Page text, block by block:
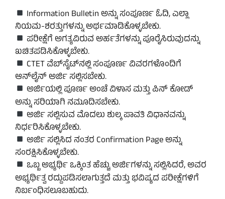
Information Bulletin ಅನ್ನು ಸಂಪೂರ್ಣ ಓದಿ, ಎಲ್ಲಾ
ನಿಯಮ-ಶರತ್ತುಗಳನ್ನು ಅರ್ಥಮಾಡಿಕೊಳ್ಳಬೇಕು.
ಪರೀಕ್ಷೆಗೆ ಅಗತ್ಯವಿರುವ ಅರ್ಹತೆಗಳನ್ನು ಪೂರೈಸಿರುವುದನ್ನು
ಖಚಿತಪಡಿಸಿಕೊಳ್ಳಬೇಕು.
CTET ವೆಬ್‌ಸೈಟ್‌ನಲ್ಲಿ ಸಂಪೂರ್ಣ ವಿವರಗಳೊಂದಿಗೆ
ಆನ್‌ಲೈನ್ ಅರ್ಜಿ ಸಲ್ಲಿಸಬೇಕು.
ಅರ್ಜಿಯಲ್ಲಿ ಪೂರ್ಣ ಅಂಚೆ ವಿಳಾಸ ಮತ್ತು ಪಿನ್ ಕೋಡ್
ಅನ್ನು ಸರಿಯಾಗಿ ನಮೂದಿಸಬೇಕು.
ಅರ್ಜಿ ಸಲ್ಲಿಸುವ ಮೊದಲು ಶುಲ್ಕ ಪಾವತಿ ವಿಧಾನವನ್ನು
ನಿರ್ಧರಿಸಿಕೊಳ್ಳಬೇಕು.
ಅರ್ಜಿ ಸಲ್ಲಿಸಿದ ನಂತರ Confirmation Page ಅನ್ನು
ಸಂರಕ್ಷಿಸಿಕೊಳ್ಳಬೇಕು.
ಒಬ್ಬ ಅಭ್ಯರ್ಥಿ ಒಕ್ಕಿಂತ ಹೆಚ್ಚು ಅರ್ಜಿಗಳನ್ನು ಸಲ್ಲಿಸಿದರೆ, ಅವರ
ಅಭ್ಯರ್ಥಿತ್ವ ರದ್ದುಪಡಿಸಲಾಗುತ್ತದೆ ಮತ್ತು ಭವಿಷ್ಯದ ಪರೀಕ್ಷೆಗಳಿಗೆ
ನಿರ್ಬಂಧಿಸಲೂಬಹುದು.